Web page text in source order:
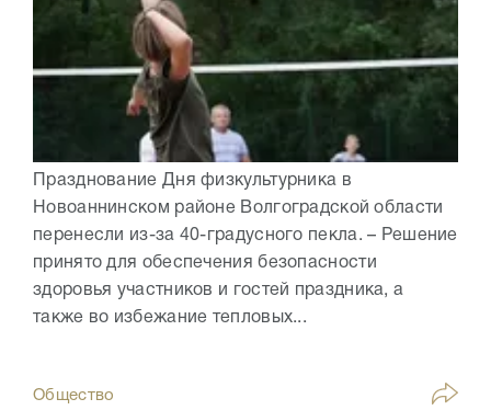
Празднование Дня физкультурника в
Новоаннинском районе Волгоградской области
перенесли из-за 40-градусного пекла. – Решение
принято для обеспечения безопасности
здоровья участников и гостей праздника, а
также во избежание тепловых...
Общество